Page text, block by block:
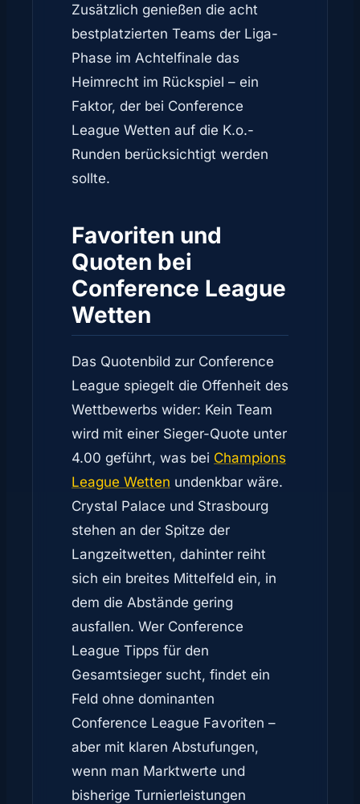
Zusätzlich genießen die acht
bestplatzierten Teams der Liga-
Phase im Achtelfinale das
Heimrecht im Rückspiel – ein
Faktor, der bei Conference
League Wetten auf die K.o.-
Runden berücksichtigt werden
sollte.
Favoriten und
Quoten bei
Conference League
Wetten
Das Quotenbild zur Conference
League spiegelt die Offenheit des
Wettbewerbs wider: Kein Team
wird mit einer Sieger-Quote unter
4.00 geführt, was bei Champions
League Wetten undenkbar wäre.
Crystal Palace und Strasbourg
stehen an der Spitze der
Langzeitwetten, dahinter reiht
sich ein breites Mittelfeld ein, in
dem die Abstände gering
ausfallen. Wer Conference
League Tipps für den
Gesamtsieger sucht, findet ein
Feld ohne dominanten
Conference League Favoriten –
aber mit klaren Abstufungen,
wenn man Marktwerte und
bisherige Turnierleistungen